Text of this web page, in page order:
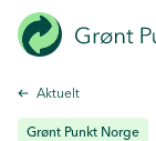
Hopp
til
Aktuelt
Grønt Punkt Norge